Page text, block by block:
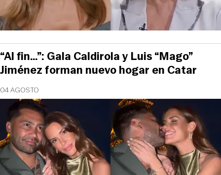
04 AGOSTO
“Al fin…”: Gala Caldirola y Luis “Mago”
Jiménez forman nuevo hogar en Catar